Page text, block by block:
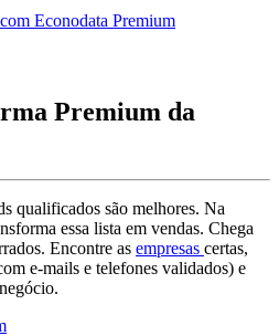
Econodata Premium
Premium da
qualificados são melhores. Na
essa lista em vendas. Chega
Encontre as empresas certas,
e-mails e telefones validados) e